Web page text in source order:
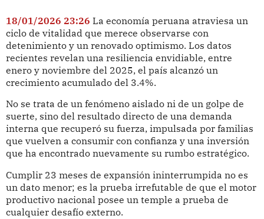
18/01/2026 23:26 La economía peruana atraviesa un
ciclo de vitalidad que merece observarse con
detenimiento y un renovado optimismo. Los datos
recientes revelan una resiliencia envidiable, entre
enero y noviembre del 2025, el país alcanzó un
crecimiento acumulado del 3.4%.
No se trata de un fenómeno aislado ni de un golpe de
suerte, sino del resultado directo de una demanda
interna que recuperó su fuerza, impulsada por familias
que vuelven a consumir con confianza y una inversión
que ha encontrado nuevamente su rumbo estratégico.
Cumplir 23 meses de expansión ininterrumpida no es
un dato menor; es la prueba irrefutable de que el motor
productivo nacional posee un temple a prueba de
cualquier desafío externo.